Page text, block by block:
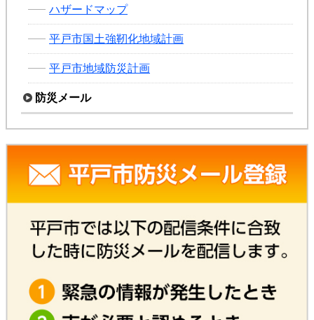
ハザードマップ
平戸市国土強靭化地域計画
平戸市地域防災計画
防災メール